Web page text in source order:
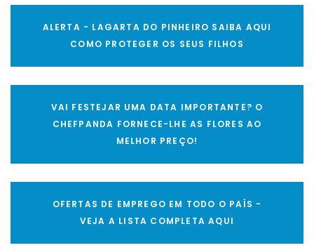
ALERTA - LAGARTA DO PINHEIRO SAIBA AQUI
COMO PROTEGER OS SEUS FILHOS
VAI FESTEJAR UMA DATA IMPORTANTE? O
CHEFPANDA FORNECE-LHE AS FLORES AO
MELHOR PREÇO!
OFERTAS DE EMPREGO EM TODO O PAÍS -
VEJA A LISTA COMPLETA AQUI